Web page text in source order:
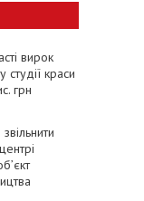
вирок
студії краси
грн